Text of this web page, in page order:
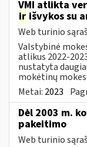
VMI atlikta
ir išvykos su
Web turinio
Valstybinė
atlikus 2022-
nustatyta
mokėtinų
Metai: 2023
Dėl 2003 m.
pakeitimo
Web turinio